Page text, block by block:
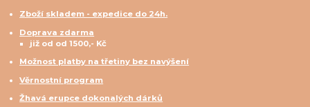
Zboží skladem - expedice do 24h.
Doprava zdarma
již od od 1500,- Kč
Možnost platby na třetiny bez navýšení
Věrnostní program
Žhavá erupce dokonalých dárků